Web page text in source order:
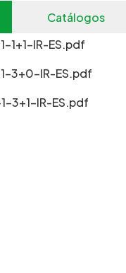
Catálogos
1+1-IR​-ES.pdf
3+0-IR​-ES.pdf
3+1-IR-ES.pdf